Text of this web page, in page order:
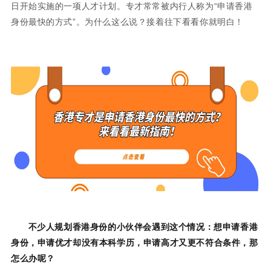
日开始实施的一项人才计划。专才常常被内行人称为“申请香港
身份最快的方式”。为什么这么说？接着往下看看你就明白！
不少人规划香港身份的小伙伴会遇到这个情况：想申请香港
身份，申请优才却没有本科学历，申请高才又更不符合条件，那
怎么办呢？